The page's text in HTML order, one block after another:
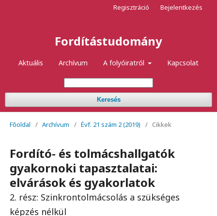
Fordítástudomány
Aktuális Archívum A folyóiratról Kapcsolat
Keresés
Regisztráció Bejelentkezés
Főoldal / Archívum / Évf. 21 szám 2 (2019) / Cikkek
Fordító- és tolmácshallgatók
gyakornoki tapasztalatai:
elvárások és gyakorlatok
2. rész: Szinkrontolmácsolás a szükséges
képzés nélkül